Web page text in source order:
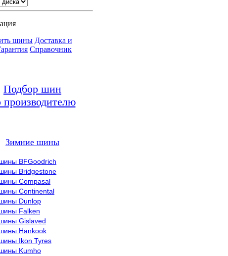
шины Доставка и
Справочник
Подбор шин
производителю
Зимние шины
BFGoodrich
Bridgestone
Compasal
Continental
Dunlop
Falken
Gislaved
Hankook
Ikon Tyres
Kumho